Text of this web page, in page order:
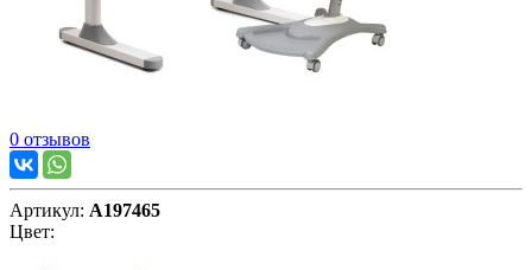
0 отзывов
Артикул: А197465
Цвет: